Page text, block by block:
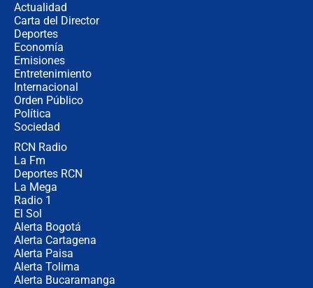
Actualidad
Carta del Director
Deportes
Economía
Emisiones
Entretenimiento
Internacional
Orden Público
Política
Sociedad
RCN Radio
La Fm
Deportes RCN
La Mega
Radio 1
El Sol
Alerta Bogotá
Alerta Cartagena
Alerta Paisa
Alerta Tolima
Alerta Bucaramanga